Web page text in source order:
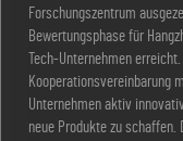
Forschungszentrum
Bewertungsphase für
Tech-Unternehmen
Kooperationsvereinbarung
Unternehmen aktiv
neue Produkte zu schaffen.